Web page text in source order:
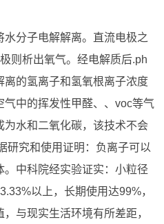
分子电解解离。直流电极之
则析出氧气。经电解质后.ph
的氢离子和氢氧根离子浓度
中的挥发性甲醛、、voc等气
水和二氧化碳，该技术不会
研究和使用证明：负离子可以
中科院经实验证实：小粒径
以上，长期使用达99%，
与现实生活环境有所差距，